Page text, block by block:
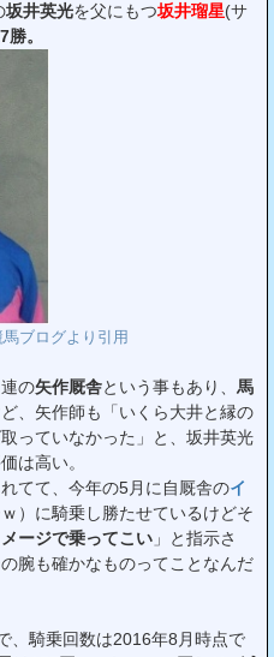
坂井英光を父にもつ坂井瑠星(サ
。
ブログより引用
の矢作厩舎という事もあり、 馬
、矢作師も「いくら大井と縁の
っていなかった」と、坂井英光
は高い。
てて、今年の5月に自厩舎のイ
）に騎乗し勝たせているけどそ
ージで乗ってこい 」と指示さ
腕も確かなものってことなんだ
、騎乗回数は2016年8月時点で